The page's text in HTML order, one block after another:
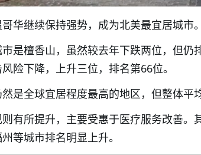
华继续保持强势，成为北美最宜居城市。
是檀香山，虽然较去年下跌两位，但仍
险下降，上升三位，排名第66位。
是全球宜居程度最高的地区，但整体平
有所提升，主要受惠于医疗服务改善。
等城市排名明显上升。